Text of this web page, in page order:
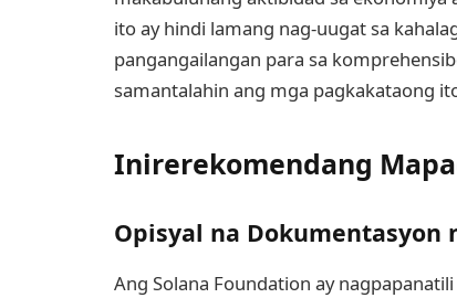
ito ay hindi lamang nag-uugat sa
pangangailangan para sa
samantalahin ang mga pagkakataong
Inirerekomendang
Opisyal na Dokumentasyon
Ang Solana Foundation ay